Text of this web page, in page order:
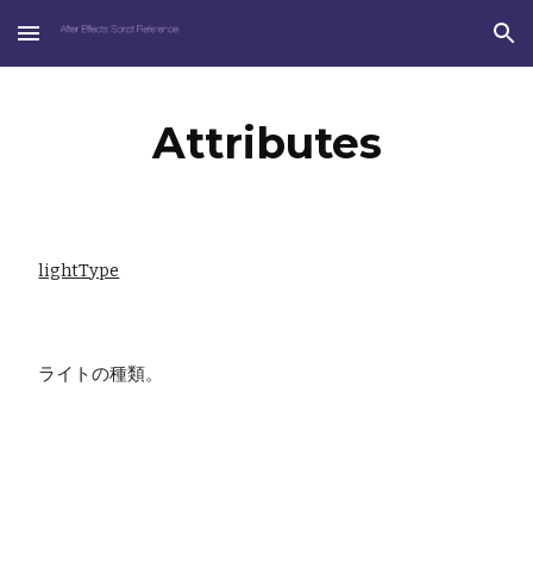
Skip to main content Skip to navigation
Attributes
lightType
ライトの種類。